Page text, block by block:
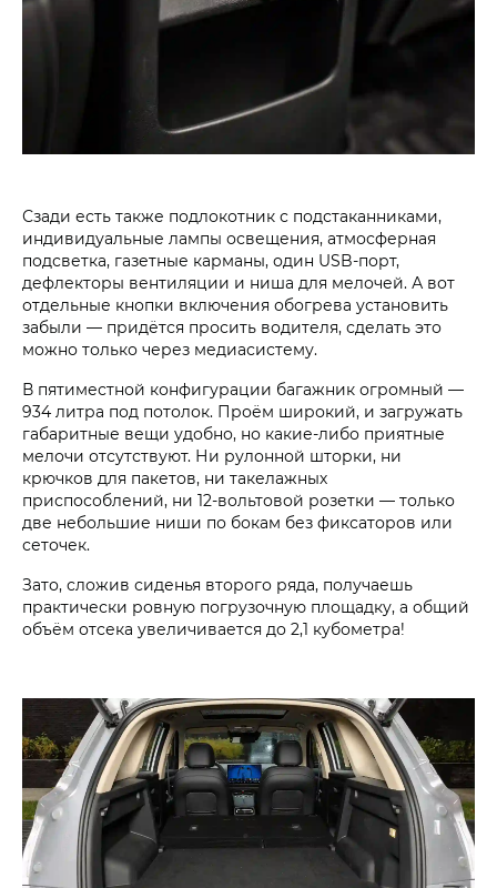
Сзади есть также подлокотник с подстаканниками,
индивидуальные лампы освещения, атмосферная
подсветка, газетные карманы, один USB-порт,
дефлекторы вентиляции и ниша для мелочей. А вот
отдельные кнопки включения обогрева установить
забыли — придётся просить водителя, сделать это
можно только через медиасистему.
В пятиместной конфигурации багажник огромный —
934 литра под потолок. Проём широкий, и загружать
габаритные вещи удобно, но какие-либо приятные
мелочи отсутствуют. Ни рулонной шторки, ни
крючков для пакетов, ни такелажных
приспособлений, ни 12-вольтовой розетки — только
две небольшие ниши по бокам без фиксаторов или
сеточек.
Зато, сложив сиденья второго ряда, получаешь
практически ровную погрузочную площадку, а общий
объём отсека увеличивается до 2,1 кубометра!